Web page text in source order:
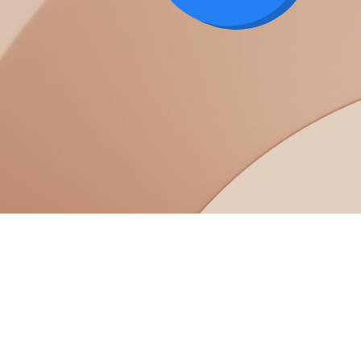
dig i WCAG-krav och utveckla upplevelser
nå fler.